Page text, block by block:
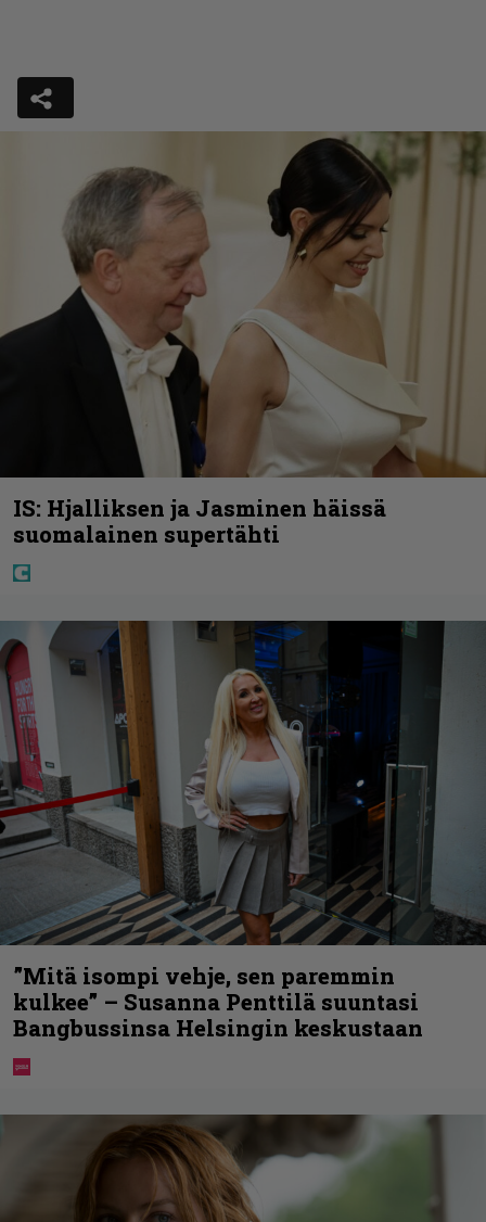
IS: Hjalliksen ja Jasminen häissä
suomalainen supertähti
”Mitä isompi vehje, sen paremmin
kulkee” – Susanna Penttilä suuntasi
Bangbussinsa Helsingin keskustaan